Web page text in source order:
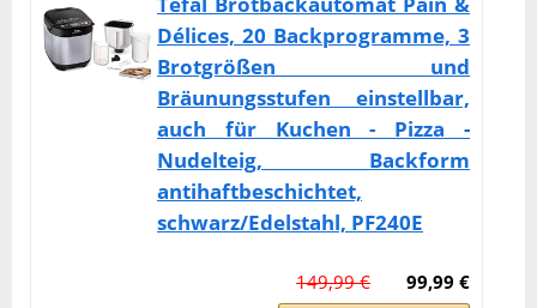
Délices, 20 Backprogramme, 3
Brotgrößen und
Bräunungsstufen einstellbar,
auch für Kuchen - Pizza -
Nudelteig, Backform
antihaftbeschichtet,
schwarz/Edelstahl, PF240E
99,99 €
149,99 €